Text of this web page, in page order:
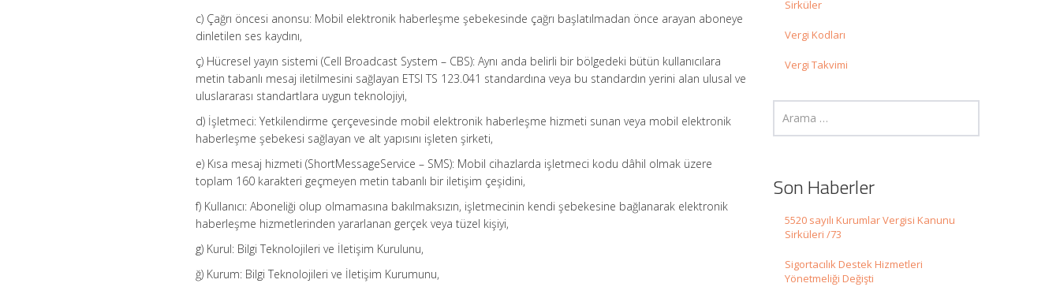
c) Çağrı öncesi anonsu: Mobil elektronik haberleşme şebekesinde çağrı başlatılmadan önce arayan aboneye
dinletilen ses kaydını,
ç) Hücresel yayın sistemi (Cell Broadcast System – CBS): Aynı anda belirli bir bölgedeki bütün kullanıcılara
metin tabanlı mesaj iletilmesini sağlayan ETSI TS 123.041 standardına veya bu standardın yerini alan ulusal ve
uluslararası standartlara uygun teknolojiyi,
d) İşletmeci: Yetkilendirme çerçevesinde mobil elektronik haberleşme hizmeti sunan veya mobil elektronik
haberleşme şebekesi sağlayan ve alt yapısını işleten şirketi,
e) Kısa mesaj hizmeti (ShortMessageService – SMS): Mobil cihazlarda işletmeci kodu dâhil olmak üzere
toplam 160 karakteri geçmeyen metin tabanlı bir iletişim çeşidini,
f) Kullanıcı: Aboneliği olup olmamasına bakılmaksızın, işletmecinin kendi şebekesine bağlanarak elektronik
haberleşme hizmetlerinden yararlanan gerçek veya tüzel kişiyi,
g) Kurul: Bilgi Teknolojileri ve İletişim Kurulunu,
ğ) Kurum: Bilgi Teknolojileri ve İletişim Kurumunu,
Sirküler
Vergi Kodları
Vergi Takvimi
Son Haberler
5520 sayılı Kurumlar Vergisi Kanunu
Sirküleri /73
Sigortacılık Destek Hizmetleri
Yönetmeliği Değişti